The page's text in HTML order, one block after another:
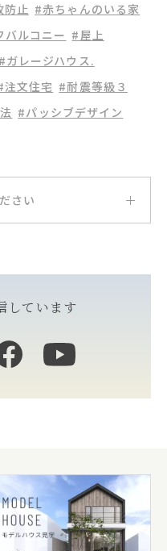
防止 #赤ちゃんのいる家
バルコニー #屋上
#ガレージハウス.
注文住宅 #耐震等級３
#パッシブデザイン
さい
しています